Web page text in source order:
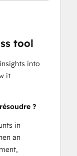
tool
into
it
?
in
an